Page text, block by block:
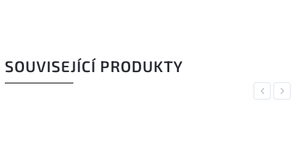
SOUVISEJÍCÍ PRODUKTY
Previous
Next